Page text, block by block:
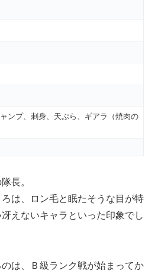
ンプ、刺身、天ぷら、ギアラ（焼肉の
長。
は、ロン毛と眠たそうな目が特
えないキャラといった印象でし
は、Ｂ級ランク戦が始まってか